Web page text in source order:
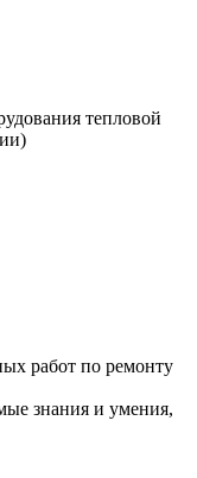
тепловой
работ по ремонту
знания и умения,